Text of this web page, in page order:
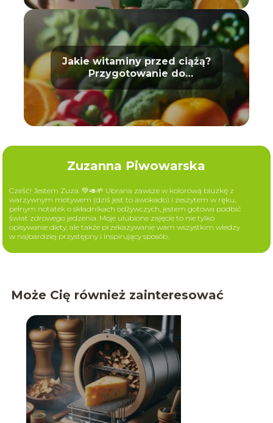
Jakie witaminy przed ciążą?
Przygotowanie do
macierzyństwa
Zuzanna Piwowarska
Cześć! Jestem Zuza. 💚🥑🌱 Ubrana zawsze w kolorową bluzkę z
warzywnym motywem (dziś jest to awokado) i zeszytem w ręku,
pełnym notatek o składnikach odżywczych, jestem gotowa podbić
świat zdrowego jedzenia. Moje ulubione zajęcie to nie tylko
opisywanie diety, ale także przekazywanie wam wszystkim wiedzy
w najbardziej przystępny i inspirujący sposób.
Może Cię również zainteresować